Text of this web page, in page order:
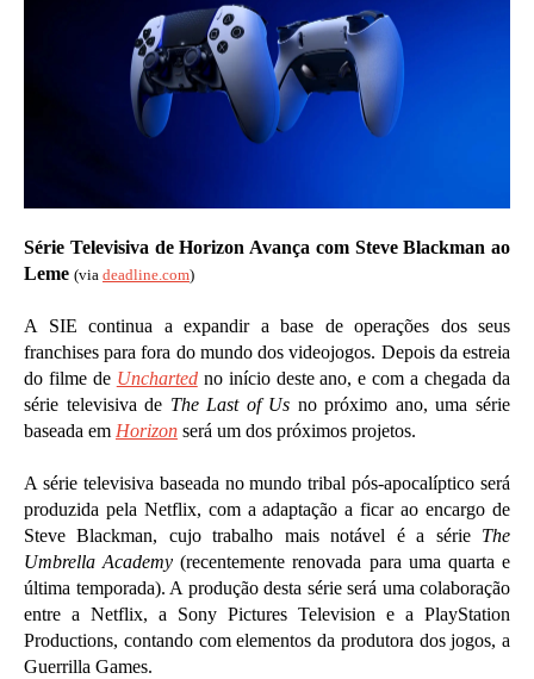
Série Televisiva de Horizon Avança com Steve Blackman ao
Leme (via deadline.com)
A SIE continua a expandir a base de operações dos seus
franchises para fora do mundo dos videojogos. Depois da estreia
do filme de Unchartedno início deste ano, e com a chegada da
série televisiva de The Last of Us no próximo ano, uma série
baseada em Horizon será um dos próximos projetos.
A série televisiva baseada no mundo tribal pós-apocalíptico será
produzida pela Netflix, com a adaptação a ficar ao encargo de
Steve Blackman, cujo trabalho mais notável é a série The
Umbrella Academy (recentemente renovada para uma quarta e
última temporada). A produção desta série será uma colaboração
entre a Netflix, a Sony Pictures Television e a PlayStation
Productions, contando com elementos da produtora dos jogos, a
Guerrilla Games.